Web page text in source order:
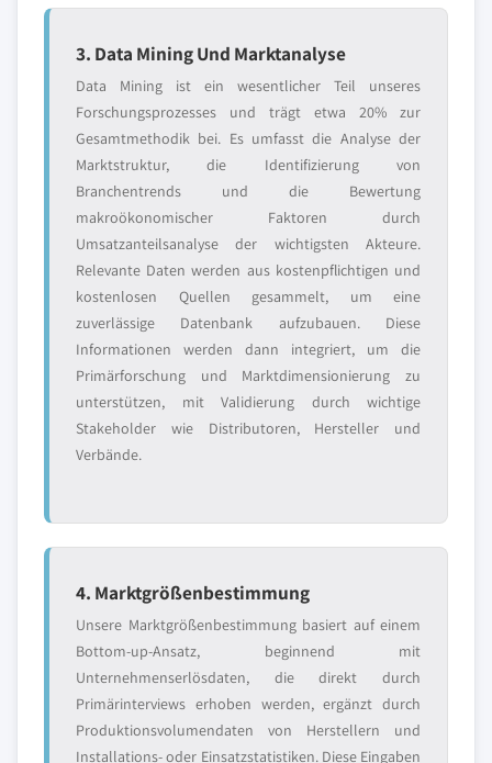
3. Data Mining Und Marktanalyse
Data Mining ist ein wesentlicher Teil unseres
Forschungsprozesses und trägt etwa 20% zur
Gesamtmethodik bei. Es umfasst die Analyse der
Marktstruktur, die Identifizierung von
Branchentrends und die Bewertung
makroökonomischer Faktoren durch
Umsatzanteilsanalyse der wichtigsten Akteure.
Relevante Daten werden aus kostenpflichtigen und
kostenlosen Quellen gesammelt, um eine
zuverlässige Datenbank aufzubauen. Diese
Informationen werden dann integriert, um die
Primärforschung und Marktdimensionierung zu
unterstützen, mit Validierung durch wichtige
Stakeholder wie Distributoren, Hersteller und
Verbände.
4. Marktgrößenbestimmung
Unsere Marktgrößenbestimmung basiert auf einem
Bottom-up-Ansatz, beginnend mit
Unternehmenserlösdaten, die direkt durch
Primärinterviews erhoben werden, ergänzt durch
Produktionsvolumendaten von Herstellern und
Installations- oder Einsatzstatistiken. Diese Eingaben